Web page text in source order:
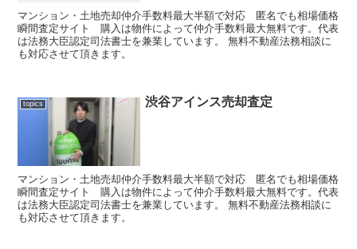
マンション・土地売却仲介手数料最大半額で対応 匿名でも相場価格
瞬間査定サイト 購入は物件によって仲介手数料最大無料です。代表
は法務大臣認定司法書士を兼業しています。 無料不動産法務相談に
も対応させて頂きます。
topics 渋谷アインス売却査定
マンション・土地売却仲介手数料最大半額で対応 匿名でも相場価格
瞬間査定サイト 購入は物件によって仲介手数料最大無料です。代表
は法務大臣認定司法書士を兼業しています。 無料不動産法務相談に
も対応させて頂きます。